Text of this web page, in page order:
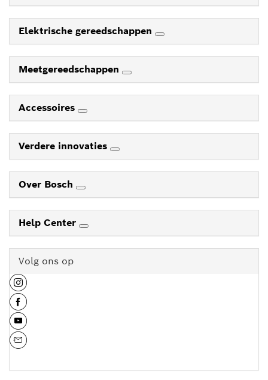
Elektrische gereedschappen
Meetgereedschappen
Accessoires
Verdere innovaties
Over Bosch
Help Center
Volg ons op